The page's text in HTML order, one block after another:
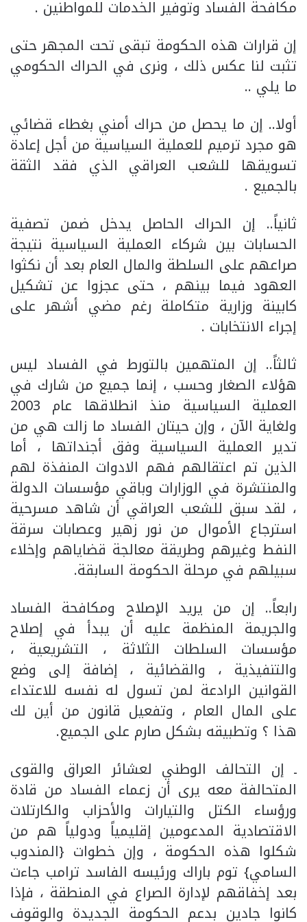
مكافحة الفساد وتوفير الخدمات للمواطنين .
إن قرارات هذه الحكومة تبقى تحت المجهر حتى
تثبت لنا عكس ذلك ، ونرى في الحراك الحكومي
ما يلي ..
أولا.. إن ما يحصل من حراك أمني بغطاء قضائي
هو مجرد ترميم للعملية السياسية من أجل إعادة
تسويقها للشعب العراقي الذي فقد الثقة
بالجميع .
ثانياً.. إن الحراك الحاصل يدخل ضمن تصفية
الحسابات بين شركاء العملية السياسية نتيجة
صراعهم على السلطة والمال العام بعد أن نكثوا
العهود فيما بينهم ، حتى عجزوا عن تشكيل
كابينة وزارية متكاملة رغم مضي أشهر على
إجراء الانتخابات .
ثالثاً.. إن المتهمين بالتورط في الفساد ليس
هؤلاء الصغار وحسب ، إنما جميع من شارك في
العملية السياسية منذ انطلاقها عام 2003
ولغاية الآن ، وإن حيتان الفساد ما زالت هي من
تدير العملية السياسية وفق أجنداتها ، أما
الذين تم اعتقالهم فهم الادوات المنفذة لهم
والمنتشرة في الوزارات وباقي مؤسسات الدولة
، لقد سبق للشعب العراقي أن شاهد مسرحية
استرجاع الأموال من نور زهير وعصابات سرقة
النفط وغيرهم وطريقة معالجة قضاياهم وإخلاء
سبيلهم في مرحلة الحكومة السابقة.
رابعاً.. إن من يريد الإصلاح ومكافحة الفساد
والجريمة المنظمة عليه أن يبدأ في إصلاح
مؤسسات السلطات الثلاثة ، التشريعية ،
والتنفيذية ، والقضائية ، إضافة إلى وضع
القوانين الرادعة لمن تسول له نفسه للاعتداء
على المال العام ، وتفعيل قانون من أين لك
هذا ؟ وتطبيقه بشكل صارم على الجميع.
ـ إن التحالف الوطني لعشائر العراق والقوى
المتحالفة معه يرى أن زعماء الفساد من قادة
ورؤساء الكتل والتيارات والأحزاب والكارتلات
الاقتصادية المدعومين إقليمياً ودولياً هم من
شكلوا هذه الحكومة ، وإن خطوات {المندوب
السامي} توم باراك ورئيسه الفاسد ترامب جاءت
بعد إخفاقهم لإدارة الصراع في المنطقة ، فإذا
كانوا جادين بدعم الحكومة الجديدة والوقوف